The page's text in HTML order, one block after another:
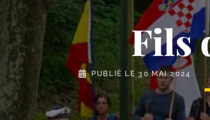
Fils
PUBLIÉ LE30 MAI 2024